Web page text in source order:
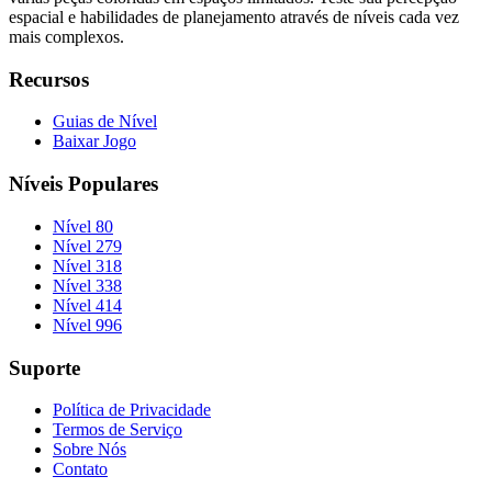
espacial e habilidades de planejamento através de níveis cada vez
mais complexos.
Recursos
Guias de Nível
Baixar Jogo
Níveis Populares
Nível 80
Nível 279
Nível 318
Nível 338
Nível 414
Nível 996
Suporte
Política de Privacidade
Termos de Serviço
Sobre Nós
Contato